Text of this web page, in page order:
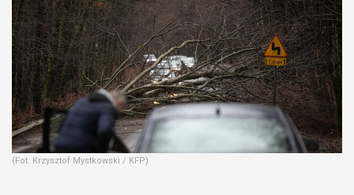
(Fot. Krzysztof Mystkowski / KFP)